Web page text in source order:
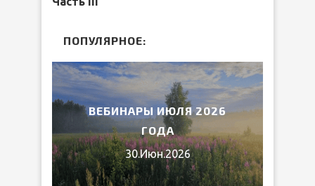
ПОПУЛЯРНОЕ:
ВЕБИНАРЫ ИЮЛЯ 2026
ГОДА
30.Июн.2026